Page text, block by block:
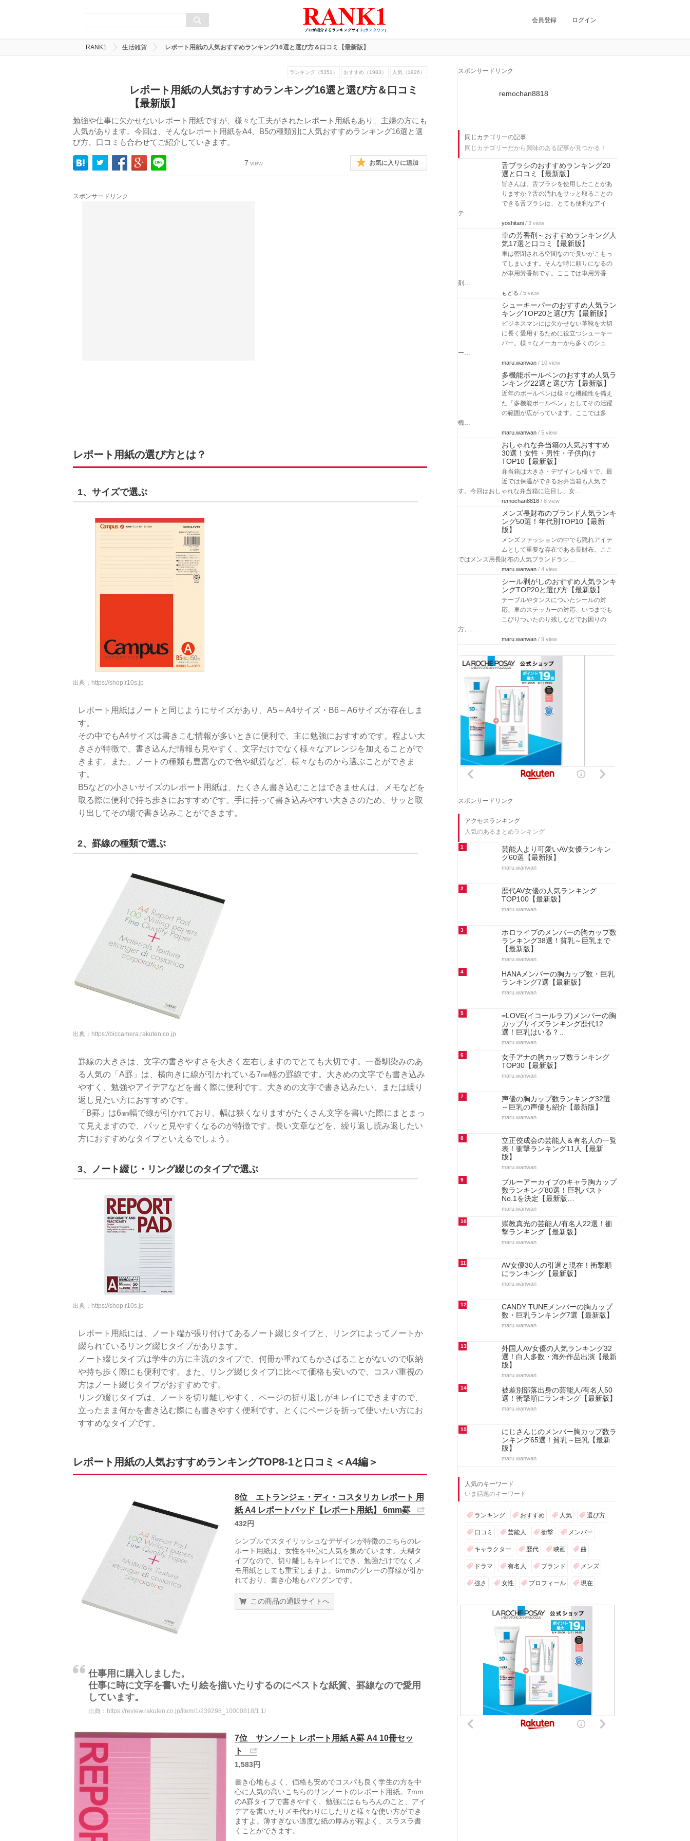
会員登録 ログイン
RANK1 生活雑貨 レポート用紙の人気おすすめランキング16選と選び方＆口コミ【最新版】
ランキング（5351） おすすめ（1983） 人気（1926）
レポート用紙の人気おすすめランキング16選と選び方＆口コミ
【最新版】
勉強や仕事に欠かせないレポート用紙ですが、様々な工夫がされたレポート用紙もあり、主婦の方にも
人気があります。今回は、そんなレポート用紙をA4、B5の種類別に人気おすすめランキング16選と選
び方、口コミも合わせてご紹介していきます。
7 view お気に入りに追加
スポンサードリンク
レポート用紙の選び方とは？
1、サイズで選ぶ
出典： https://shop.r10s.jp
レポート用紙はノートと同じようにサイズがあり、A5～A4サイズ・B6～A6サイズが存在しま
す。
その中でもA4サイズは書きこむ情報が多いときに便利で、主に勉強におすすめです。程よい大
きさが特徴で、書き込んだ情報も見やすく、文字だけでなく様々なアレンジを加えることがで
きます。また、ノートの種類も豊富なので色や紙質など、様々なものから選ぶことができま
す。
B5などの小さいサイズのレポート用紙は、たくさん書き込むことはできませんは、メモなどを
取る際に便利で持ち歩きにおすすめです。手に持って書き込みやすい大きさのため、サッと取
り出してその場で書き込みことができます。
2、罫線の種類で選ぶ
出典： https://biccamera.rakuten.co.jp
罫線の大きさは、文字の書きやすさを大きく左右しますのでとても大切です。一番馴染みのあ
る人気の「A罫」は、横向きに線が引かれている7㎜幅の罫線です。大きめの文字でも書き込み
やすく、勉強やアイデアなどを書く際に便利です。大きめの文字で書き込みたい、または繰り
返し見たい方におすすめです。
「B罫」は6㎜幅で線が引かれており、幅は狭くなりますがたくさん文字を書いた際にまとまっ
て見えますので、パッと見やすくなるのが特徴です。長い文章などを、繰り返し読み返したい
方におすすめなタイプといえるでしょう。
3、ノート綴じ・リング綴じのタイプで選ぶ
出典： https://shop.r10s.jp
レポート用紙には、ノート端が張り付けてあるノート綴じタイプと、リングによってノートか
綴られているリング綴じタイプがあります。
ノート綴じタイプは学生の方に主流のタイプで、何冊か重ねてもかさばることがないので収納
や持ち歩く際にも便利です。また、リング綴じタイプに比べて価格も安いので、コスパ重視の
方はノート綴じタイプがおすすめです。
リング綴じタイプは、ノートを切り離しやすく、ページの折り返しがキレイにできますので、
立ったまま何かを書き込む際にも書きやすく便利です。とくにページを折って使いたい方にお
すすめなタイプです。
レポート用紙の人気おすすめランキングTOP8-1と口コミ＜A4編＞
8位 エトランジェ・ディ・コスタリカ レポート 用
紙 A4 レポートパッド【レポート用紙】 6mm罫
432円
シンプルでスタイリッシュなデザインが特徴のこちらのレ
ポート用紙は、女性を中心に人気を集めています。天糊タ
イプなので、切り離しもキレイにでき、勉強だけでなくメ
モ用紙としても重宝しますよ。6mmのグレーの罫線が引か
れており、書き心地もバツグンです。
この商品の通販サイトへ
仕事用に購入しました。
仕事に時に文字を書いたり絵を描いたりするのにベストな紙質、罫線なので愛用
しています。
出典： https://review.rakuten.co.jp/item/1/239298_10000818/1.1/
7位 サンノート レポート用紙 A罫 A4 10冊セッ
ト
1,583円
書き心地もよく、価格も安めでコスパも良く学生の方を中
心に人気の高いこちらのサンノートのレポート用紙。7mm
のA罫タイプで書きやすく、勉強にはもちろんのこと、アイ
デアを書いたりメモ代わりにしたりと様々な使い方ができ
ますよ。薄すぎない適度な紙の厚みが程よく、スラスラ書
くことができます。
スポンサードリンク
remochan8818
同じカテゴリーの記事
同じカテゴリーだから興味のある記事が見つかる！
舌ブラシのおすすめランキング20
選と口コミ【最新版】
皆さんは、舌ブラシを使用したことがあ
りますか？舌の汚れをサッと取ることの
できる舌ブラシは、とても便利なアイ
テ…
yoshitani / 3 view
車の芳香剤～おすすめランキング人
気17選と口コミ【最新版】
車は密閉される空間なので臭いがこもっ
てしまいます。そんな時に頼りになるの
が車用芳香剤です。ここでは車用芳香
剤…
もどる / 5 view
シューキーパーのおすすめ人気ラン
キングTOP20と選び方【最新版】
ビジネスマンには欠かせない革靴を大切
に長く愛用するために役立つシューキー
パー。様々なメーカーから多くのシュ
ー…
maru.wanwan / 10 view
多機能ボールペンのおすすめ人気ラ
ンキング22選と選び方【最新版】
近年のボールペンは様々な機能性を備え
た「多機能ボールペン」としてその活躍
の範囲が広がっています。ここでは多
機…
maru.wanwan / 5 view
おしゃれな弁当箱の人気おすすめ
30選！女性・男性・子供向け
TOP10【最新版】
弁当箱は大きさ・デザインも様々で、最
近では保温ができるお弁当箱も人気で
す。今回はおしゃれな弁当箱に注目し、女…
remochan8818 / 8 view
メンズ長財布のブランド人気ランキ
ング50選！年代別TOP10【最新
版】
メンズファッションの中でも隠れアイテ
ムとして重要な存在である長財布。ここ
ではメンズ用長財布の人気ブランドラン…
maru.wanwan / 4 view
シール剥がしのおすすめ人気ランキ
ングTOP20と選び方【最新版】
テーブルやタンスについたシールの対
応、車のステッカーの対応、いつまでも
こびりついたのり残しなどでお困りの
方、…
maru.wanwan / 9 view
スポンサードリンク
アクセスランキング
人気のあるまとめランキング
1
芸能人より可愛いAV女優ランキン
グ60選【最新版】
maru.wanwan
2
歴代AV女優の人気ランキング
TOP100【最新版】
maru.wanwan
3
ホロライブのメンバーの胸カップ数
ランキング38選！貧乳～巨乳まで
【最新版】
maru.wanwan
4
HANAメンバーの胸カップ数・巨乳
ランキング7選【最新版】
maru.wanwan
5
=LOVE(イコールラブ)メンバーの胸
カップサイズランキング歴代12
選！巨乳はいる？…
maru.wanwan
6
女子アナの胸カップ数ランキング
TOP30【最新版】
maru.wanwan
7
声優の胸カップ数ランキング32選
～巨乳の声優も紹介【最新版】
maru.wanwan
8
立正佼成会の芸能人＆有名人の一覧
表！衝撃ランキング11人【最新
版】
maru.wanwan
9
ブルーアーカイブのキャラ胸カップ
数ランキング80選！巨乳バスト
No.1を決定【最新版…
maru.wanwan
10
崇教真光の芸能人/有名人22選！衝
撃ランキング【最新版】
maru.wanwan
11
AV女優30人の引退と現在！衝撃順
にランキング【最新版】
maru.wanwan
12
CANDY TUNEメンバーの胸カップ
数・巨乳ランキング7選【最新版】
maru.wanwan
13
外国人AV女優の人気ランキング32
選！白人多数・海外作品出演【最新
版】
maru.wanwan
14
被差別部落出身の芸能人/有名人50
選！衝撃順にランキング【最新版】
maru.wanwan
15
にじさんじのメンバー胸カップ数ラ
ンキング65選！貧乳～巨乳【最新
版】
maru.wanwan
人気のキーワード
いま話題のキーワード
ランキング おすすめ 人気 選び方
口コミ 芸能人 衝撃 メンバー
キャラクター 歴代 映画 曲
ドラマ 有名人 ブランド メンズ
強さ 女性 プロフィール 現在